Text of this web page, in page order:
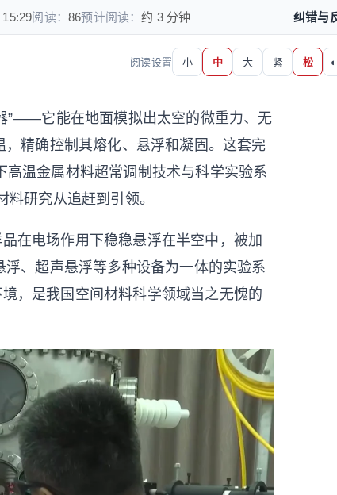
阅读：86预计阅读：约 3 分钟 纠错与
阅读设置 小 中 大 紧 松 ◐
”——它能在地面模拟出太空的微重力、无
精确控制其熔化、悬浮和凝固。这套完
温金属材料超常调制技术与科学实验系
研究从追赶到引领。
在电场作用下稳稳悬浮在半空中，被加
、超声悬浮等多种设备为一体的实验系
，是我国空间材料科学领域当之无愧的